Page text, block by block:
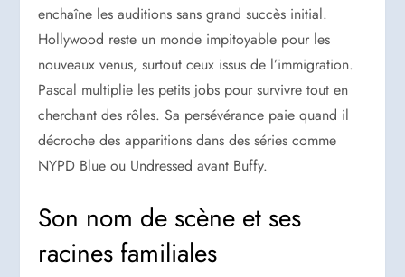
enchaîne les auditions sans grand succès initial.
Hollywood reste un monde impitoyable pour les
nouveaux venus, surtout ceux issus de l’immigration.
Pascal multiplie les petits jobs pour survivre tout en
cherchant des rôles. Sa persévérance paie quand il
décroche des apparitions dans des séries comme
NYPD Blue ou Undressed avant Buffy.
Son nom de scène et ses
racines familiales